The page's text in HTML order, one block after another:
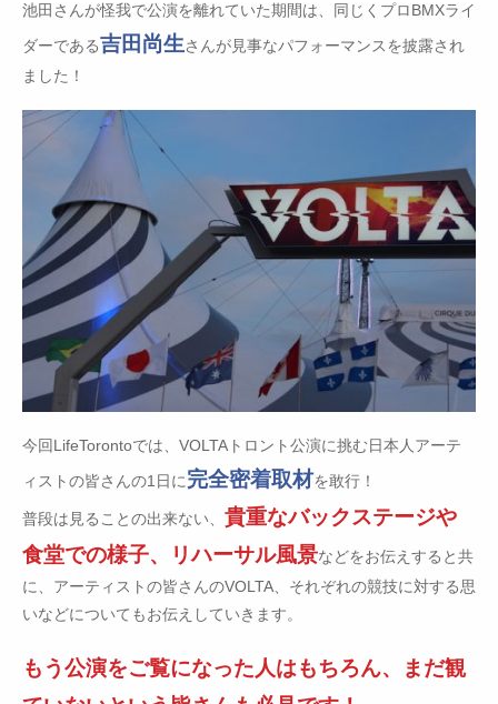
池田さんが怪我で公演を離れていた期間は、同じくプロBMXライ
ダーである吉田尚生さんが見事なパフォーマンスを披露され
ました！
今回LifeTorontoでは、VOLTAトロント公演に挑む日本人アーテ
ィストの皆さんの1日に完全密着取材を敢行！
普段は見ることの出来ない、 貴重なバックステージや
食堂での様子、リハーサル風景などをお伝えすると共
に、アーティストの皆さんのVOLTA、それぞれの競技に対する思
いなどについてもお伝えしていきます。
もう公演をご覧になった人はもちろん、まだ観